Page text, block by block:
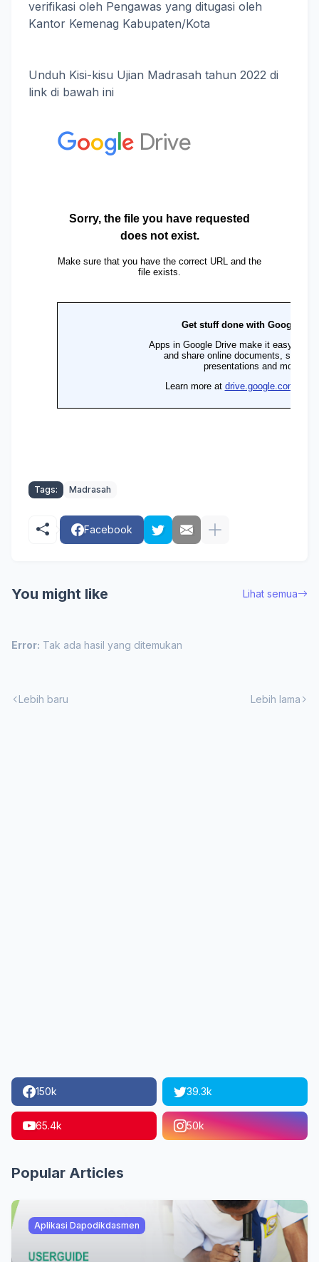
verifikasi oleh Pengawas yang ditugasi oleh
Kantor Kemenag Kabupaten/Kota
Unduh Kisi-kisu Ujian Madrasah tahun 2022 di
link di bawah ini
Tags: Madrasah
Facebook
You might like Lihat semua
Error: Tak ada hasil yang ditemukan
Lebih baru Lebih lama
150k 39.3k
65.4k 50k
Popular Articles
Aplikasi Dapodikdasmen